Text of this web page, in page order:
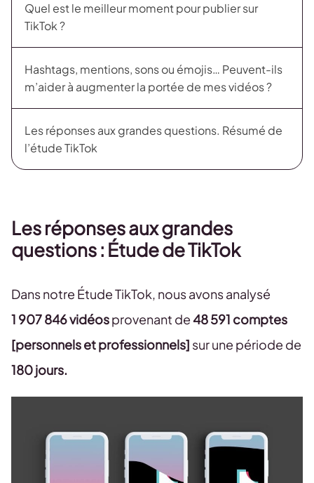
Quel est le meilleur moment pour publier sur
TikTok ?
Hashtags, mentions, sons ou émojis… Peuvent-ils
m’aider à augmenter la portée de mes vidéos ?
Les réponses aux grandes questions. Résumé de
l’étude TikTok
Les réponses aux grandes
questions : Étude de TikTok
Dans notre Étude TikTok, nous avons analysé
1 907 846 vidéosprovenant de48 591 comptes
[personnels et professionnels] sur une période de
180 jours.